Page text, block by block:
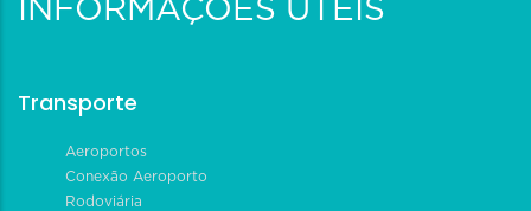
INFORMAÇÕES ÚTEIS
Transporte
Aeroportos
Conexão Aeroporto
Rodoviária